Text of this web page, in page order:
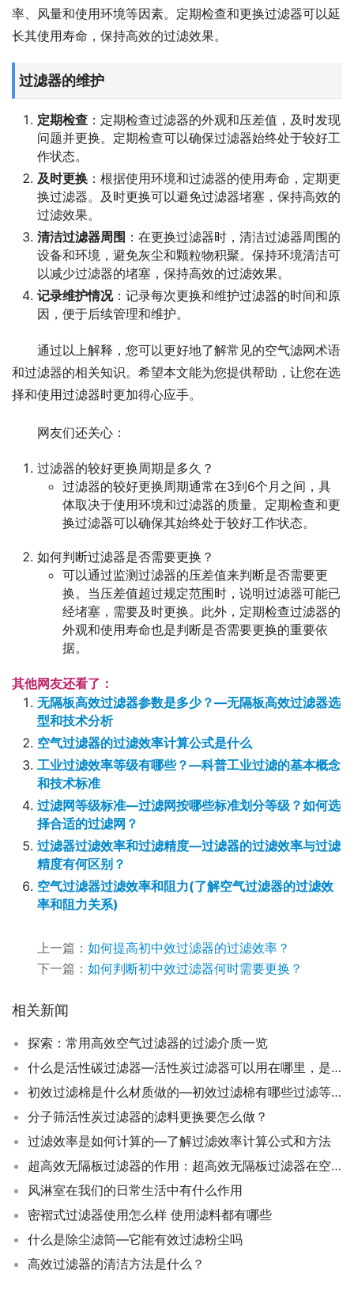
率、风量和使用环境等因素。定期检查和更换过滤器可以延
长其使用寿命，保持高效的过滤效果。
过滤器的维护
定期检查 ：定期检查过滤器的外观和压差值，及时发现
问题并更换。定期检查可以确保过滤器始终处于较好工
作状态。
及时更换 ：根据使用环境和过滤器的使用寿命，定期更
换过滤器。及时更换可以避免过滤器堵塞，保持高效的
过滤效果。
清洁过滤器周围 ：在更换过滤器时，清洁过滤器周围的
设备和环境，避免灰尘和颗粒物积聚。保持环境清洁可
以减少过滤器的堵塞，保持高效的过滤效果。
记录维护情况：记录每次更换和维护过滤器的时间和原
因，便于后续管理和维护。
通过以上解释，您可以更好地了解常见的空气滤网术语
和过滤器的相关知识。希望本文能为您提供帮助，让您在选
择和使用过滤器时更加得心应手。
网友们还关心：
过滤器的较好更换周期是多久？
过滤器的较好更换周期通常在3到6个月之间，具
体取决于使用环境和过滤器的质量。定期检查和更
换过滤器可以确保其始终处于较好工作状态。
如何判断过滤器是否需要更换？
可以通过监测过滤器的压差值来判断是否需要更
换。当压差值超过规定范围时，说明过滤器可能已
经堵塞，需要及时更换。此外，定期检查过滤器的
外观和使用寿命也是判断是否需要更换的重要依
据。
其他网友还看了：
无隔板高效过滤器参数是多少？—无隔板高效过滤器选
型和技术分析
空气过滤器的过滤效率计算公式是什么
工业过滤效率等级有哪些？—科普工业过滤的基本概念
和技术标准
过滤网等级标准—过滤网按哪些标准划分等级？如何选
择合适的过滤网？
过滤器过滤效率和过滤精度—过滤器的过滤效率与过滤
精度有何区别？
空气过滤器过滤效率和阻力(了解空气过滤器的过滤效
率和阻力关系)
上一篇： 如何提高初中效过滤器的过滤效率？
下一篇： 如何判断初中效过滤器何时需要更换？
相关新闻
探索：常用高效空气过滤器的过滤介质一览
什么是活性碳过滤器—活性炭过滤器可以用在哪里，是怎样工作的
初效过滤棉是什么材质做的—初效过滤棉有哪些过滤等级
分子筛活性炭过滤器的滤料更换要怎么做？
过滤效率是如何计算的—了解过滤效率计算公式和方法
超高效无隔板过滤器的作用：超高效无隔板过滤器在空气净化中的重要性
风淋室在我们的日常生活中有什么作用
密褶式过滤器使用怎么样 使用滤料都有哪些
什么是除尘滤筒—它能有效过滤粉尘吗
高效过滤器的清洁方法是什么？